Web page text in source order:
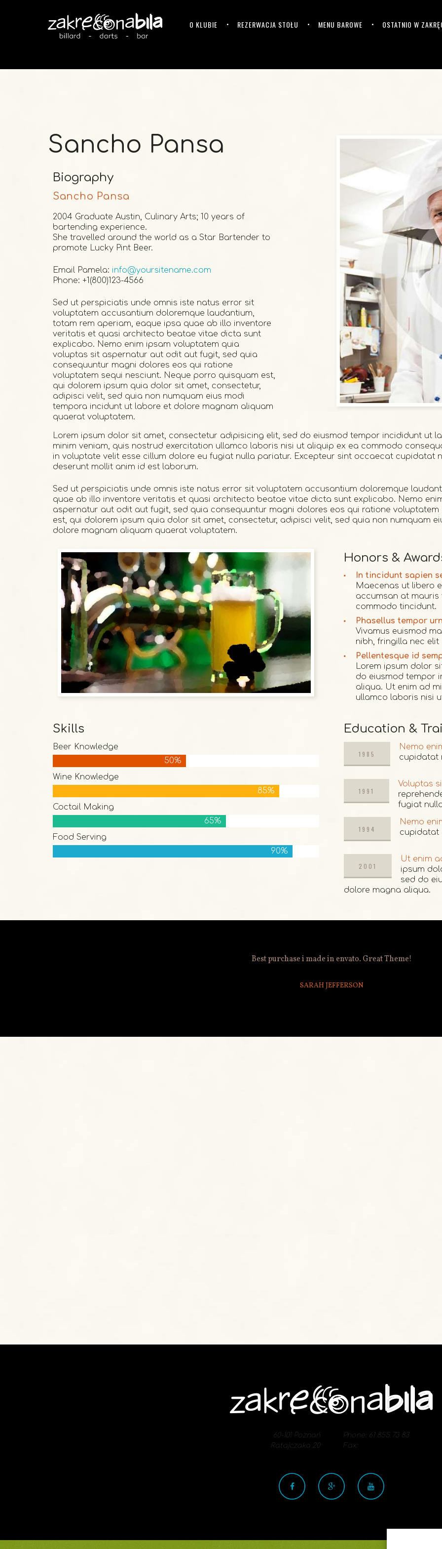
O KLUBIE REZERWACJA STOŁU MENU BAROWE OSTATNIO W
Sancho Pansa
Biography
Sancho Pansa
2004 Graduate Austin, Culinary Arts; 10 years of
bartending experience.
She travelled around the world as a Star Bartender to
promote Lucky Pint Beer.
Email Pamela: info@yoursitename.com
Phone: +1(800)123-4566
Sed ut perspiciatis unde omnis iste natus error sit
voluptatem accusantium doloremque laudantium,
totam rem aperiam, eaque ipsa quae ab illo inventore
veritatis et quasi architecto beatae vitae dicta sunt
explicabo. Nemo enim ipsam voluptatem quia
voluptas sit aspernatur aut odit aut fugit, sed quia
consequuntur magni dolores eos qui ratione
voluptatem sequi nesciunt. Neque porro quisquam est,
qui dolorem ipsum quia dolor sit amet, consectetur,
adipisci velit, sed quia non numquam eius modi
tempora incidunt ut labore et dolore magnam aliquam
quaerat voluptatem.
Lorem ipsum dolor sit amet, consectetur adipisicing elit, sed do eiusmod tempor incididunt ut
minim veniam, quis nostrud exercitation ullamco laboris nisi ut aliquip ex ea commodo
in voluptate velit esse cillum dolore eu fugiat nulla pariatur. Excepteur sint occaecat cupidatat
deserunt mollit anim id est laborum.
Sed ut perspiciatis unde omnis iste natus error sit voluptatem accusantium doloremque
quae ab illo inventore veritatis et quasi architecto beatae vitae dicta sunt explicabo. Nemo
aspernatur aut odit aut fugit, sed quia consequuntur magni dolores eos qui ratione
est, qui dolorem ipsum quia dolor sit amet, consectetur, adipisci velit, sed quia non numquam
dolore magnam aliquam quaerat voluptatem.
Honors &
In tincidunt sapien
Maecenas ut libero
accumsan at mauris
commodo tincidunt.
Phasellus tempor
Vivamus euismod
nibh, fringilla nec
Pellentesque id
Lorem ipsum dolor
do eiusmod tempor
aliqua. Ut enim ad
ullamco laboris nisi
Skills
Beer Knowledge
50%
Wine Knowledge
85%
Coctail Making
65%
Food Serving
90%
Education &
1985
1985
Nemo
cupidatat
1991
1991
Voluptas
fugiat
1994
1994
Nemo
cupidatat
2001
2001
Ut enim
ipsum
sed do
dolore magna aliqua.
Best purchase i made in envato. Great Theme!
SARAH JEFFERSON
Phone: 61 855 73 83
Fax:
60-101 Poznań
Ratajczaka 20